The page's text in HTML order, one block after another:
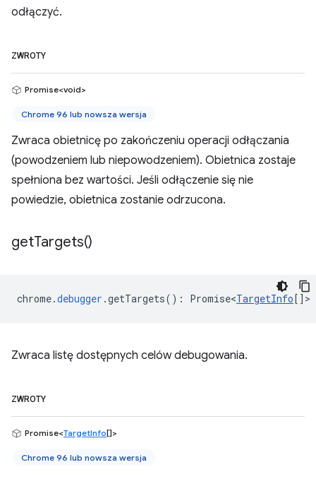
odłączyć.
ZWROTY
Promise<void>
Chrome 96 lub nowsza wersja
Zwraca obietnicę po zakończeniu operacji odłączania
(powodzeniem lub niepowodzeniem). Obietnica zostaje
spełniona bez wartości. Jeśli odłączenie się nie
powiedzie, obietnica zostanie odrzucona.
getTargets()
chrome.debugger .getTargets() : Promise<TargetInfo[] >
Zwraca listę dostępnych celów debugowania.
ZWROTY
Promise<TargetInfo[]>
Chrome 96 lub nowsza wersja